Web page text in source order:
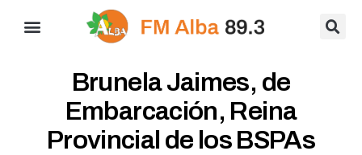
Brunela Jaimes, de
Embarcación, Reina
Provincial de los BSPAs